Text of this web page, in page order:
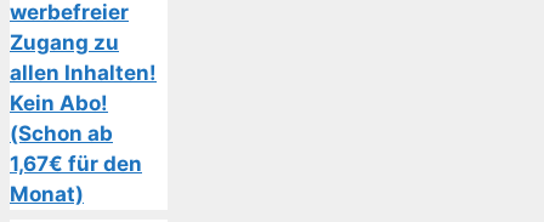
werbefreier
Zugang zu
allen Inhalten!
Kein Abo!
(Schon ab
1,67€ für den
Monat)